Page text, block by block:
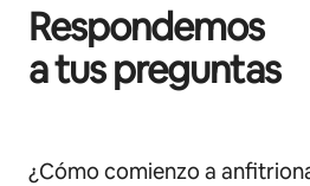
Respondemos
a tus preguntas
¿Cómo comienzo a